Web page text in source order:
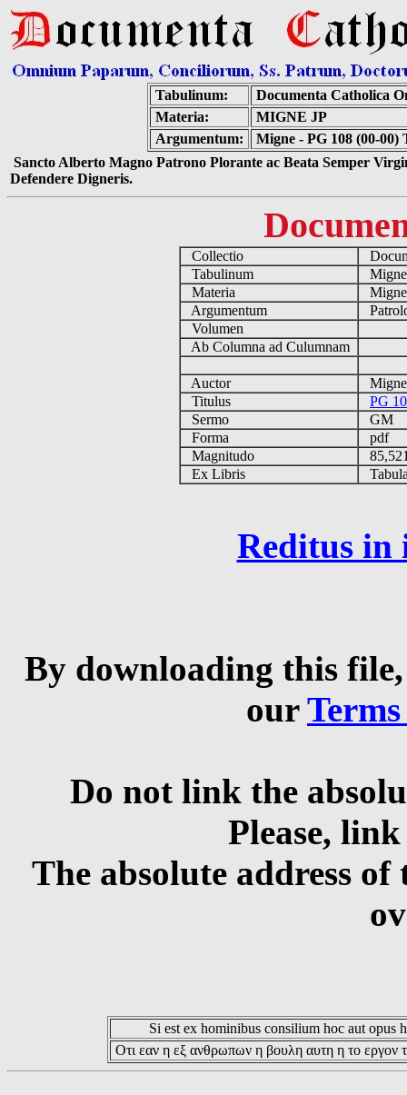
Tabulinum:
Documenta Catholica
Materia:
MIGNE JP
Argumentum:
Migne - PG 108 (00-00)
Sancto Alberto Magno Patrono Plorante ac Beata Semper
Defendere Digneris.
Collectio
Tabulinum
Materia
Argumentum
Volumen
Ab Columna ad Culumnam
Auctor
Titulus
PG
Sermo
GM
Forma
pdf
Magnitudo
Ex Libris
Reditus in
By downloading this
our
Do not link the
Please,
The absolute address
Si est ex hominibus consilium hoc aut opus
Οτι εαν η εξ ανθρωπων η βουλη αυτη η το εργον